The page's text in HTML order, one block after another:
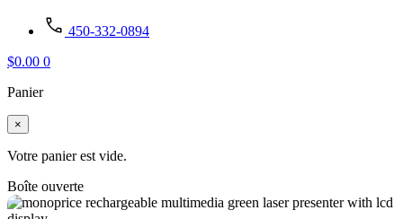
450-332-0894
$0.00 0
Panier
×
Votre panier est vide.
Boîte ouverte